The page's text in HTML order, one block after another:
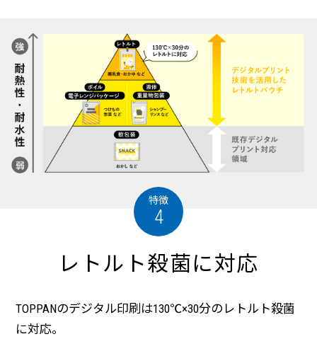
特徴
4
レトルト殺菌に対応
TOPPANのデジタル印刷は130℃×30分のレトルト殺菌
に対応。